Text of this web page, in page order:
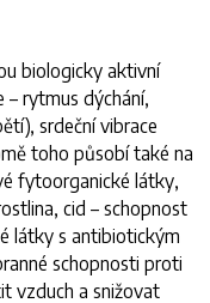
biologicky aktivní
rytmus dýchání,
srdeční vibrace
toho působí také na
fytoorganické látky,
cid – schopnost
látky s antibiotickým
schopnosti proti
vzduch a snižovat